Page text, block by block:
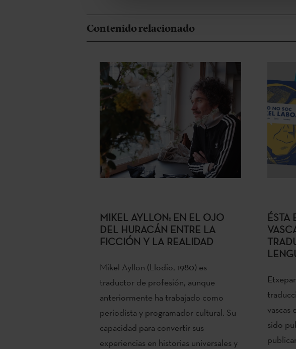
Contenido relacionado
MIKEL AYLLON: EN EL OJO
DEL HURACÁN ENTRE LA
FICCIÓN Y LA REALIDAD
Mikel Ayllon (Llodio, 1980) es
traductor de profesión, aunque
anteriormente ha trabajado como
periodista y programador cultural. Su
capacidad para convertir sus
experiencias en historias universales y
ÉSTA
vascas
sido